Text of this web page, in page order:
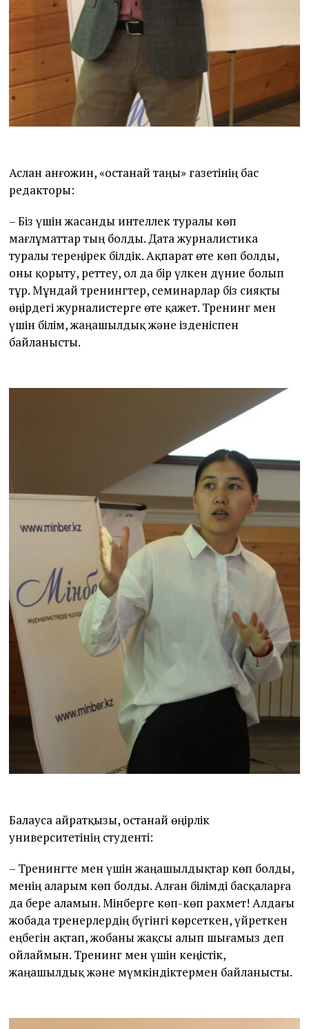
Аслан Қанғожин, «Қостанай таңы» газетінің бас
редакторы:
– Біз үшін жасанды интеллек туралы көп
мағлұматтар тың болды. Дата журналистика
туралы тереңірек білдік. Ақпарат өте көп болды,
оны қорыту, реттеу, ол да бір үлкен дүние болып
тұр. Мұндай тренингтер, семинарлар біз сияқты
өңірдегі журналистерге өте қажет. Тренинг мен
үшін білім, жаңашылдық және ізденіспен
байланысты.
Балауса Қайратқызы, Қостанай өңірлік
университетінің студенті:
– Тренингте мен үшін жаңашылдықтар көп болды,
менің аларым көп болды. Алған білімді басқаларға
да бере аламын. Мінберге көп-көп рахмет! Алдағы
жобада тренерлердің бүгінгі көрсеткен, үйреткен
еңбегін ақтап, жобаны жақсы алып шығамыз деп
ойлаймын. Тренинг мен үшін кеңістік,
жаңашылдық және мүмкіндіктермен байланысты.